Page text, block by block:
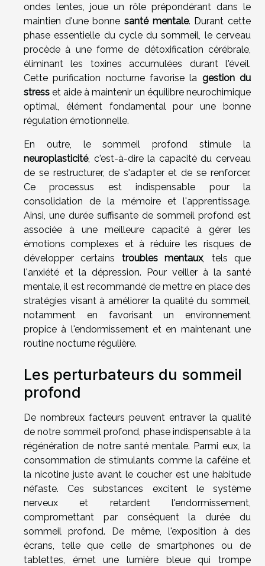
ondes lentes, joue un rôle prépondérant dans le
maintien d'une bonne santé mentale. Durant cette
phase essentielle du cycle du sommeil, le cerveau
procède à une forme de détoxification cérébrale,
éliminant les toxines accumulées durant l'éveil.
Cette purification nocturne favorise la gestion du
stress et aide à maintenir un équilibre neurochimique
optimal, élément fondamental pour une bonne
régulation émotionnelle.
En outre, le sommeil profond stimule la
neuroplasticité, c'est-à-dire la capacité du cerveau
de se restructurer, de s'adapter et de se renforcer.
Ce processus est indispensable pour la
consolidation de la mémoire et l'apprentissage.
Ainsi, une durée suffisante de sommeil profond est
associée à une meilleure capacité à gérer les
émotions complexes et à réduire les risques de
développer certains troubles mentaux, tels que
l'anxiété et la dépression. Pour veiller à la santé
mentale, il est recommandé de mettre en place des
stratégies visant à améliorer la qualité du sommeil,
notamment en favorisant un environnement
propice à l'endormissement et en maintenant une
routine nocturne régulière.
Les perturbateurs du sommeil
profond
De nombreux facteurs peuvent entraver la qualité
de notre sommeil profond, phase indispensable à la
régénération de notre santé mentale. Parmi eux, la
consommation de stimulants comme la caféine et
la nicotine juste avant le coucher est une habitude
néfaste. Ces substances excitent le système
nerveux et retardent l'endormissement,
compromettant par conséquent la durée du
sommeil profond. De même, l'exposition à des
écrans, telle que celle de smartphones ou de
tablettes, émet une lumière bleue qui trompe